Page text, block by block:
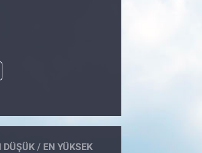
DÜŞÜK / EN YÜKSEK